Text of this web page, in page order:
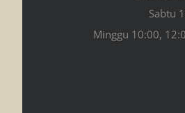
Sabtu
Minggu 10:00,